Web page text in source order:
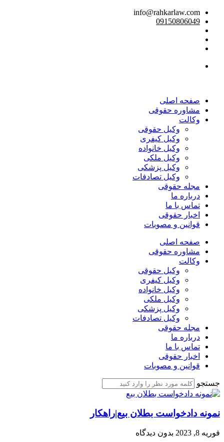
info@rahkarlaw.com
09150806049
صفحه اصلی
مشاوره حقوقی
وکالت
وکیل حقوقی
وکیل کیفری
وکیل خانواده
وکیل ملکی
وکیل پزشکی
وکیل تصادفات
مجله حقوقی
درباره ما
تماس با ما
اخبار حقوقی
قوانین و مصوبات
صفحه اصلی
مشاوره حقوقی
وکالت
وکیل حقوقی
وکیل کیفری
وکیل خانواده
وکیل ملکی
وکیل پزشکی
وکیل تصادفات
مجله حقوقی
درباره ما
تماس با ما
اخبار حقوقی
قوانین و مصوبات
جستجو
نمونه دادخواست بطلان بیع|راهکار
فوریه 8, 2023 بدون دیدگاه